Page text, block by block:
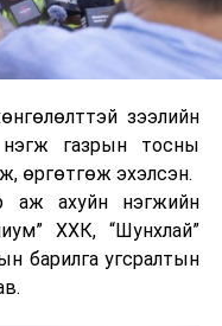
талаар Нийслэлийн
зохицуулалт
Д.Одбаяраас
13 байршилд явган
Эдгээр замууд
түгжрэл, зорчилт
байгаа. Түүнчлэн
зээлийн
газрын тосны
өргөтгөж эхэлсэн.
аж ахуйн нэгжийн
ХХК, “Шунхлай”
барилга угсралтын